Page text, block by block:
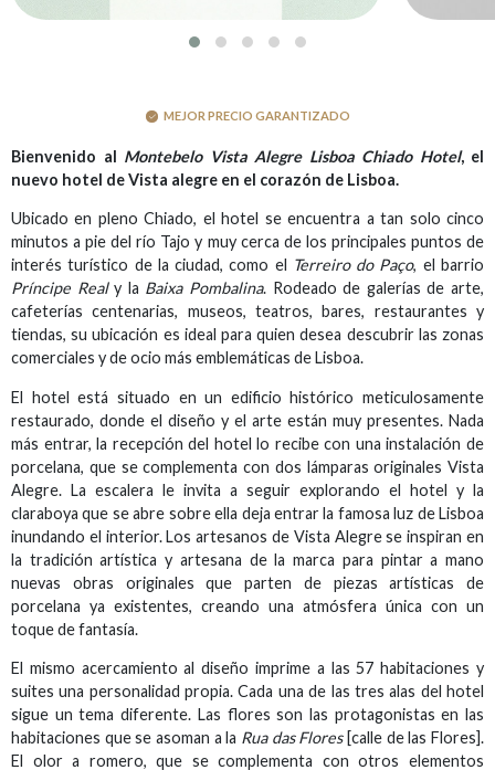
MEJOR PRECIO GARANTIZADO
Bienvenido al Montebelo Vista Alegre Lisboa Chiado Hotel, el
nuevo hotel de Vista alegre en el corazón de Lisboa.
Ubicado en pleno Chiado, el hotel se encuentra a tan solo cinco
minutos a pie del río Tajo y muy cerca de los principales puntos de
interés turístico de la ciudad, como el Terreiro do Paço, el barrio
Príncipe Realy la Baixa Pombalina. Rodeado de galerías de arte,
cafeterías centenarias, museos, teatros, bares, restaurantes y
tiendas, su ubicación es ideal para quien desea descubrir las zonas
comerciales y de ocio más emblemáticas de Lisboa.
El hotel está situado en un edificio histórico meticulosamente
restaurado, donde el diseño y el arte están muy presentes. Nada
más entrar, la recepción del hotel lo recibe con una instalación de
porcelana, que se complementa con dos lámparas originales Vista
Alegre. La escalera le invita a seguir explorando el hotel y la
claraboya que se abre sobre ella deja entrar la famosa luz de Lisboa
inundando el interior. Los artesanos de Vista Alegre se inspiran en
la tradición artística y artesana de la marca para pintar a mano
nuevas obras originales que parten de piezas artísticas de
porcelana ya existentes, creando una atmósfera única con un
toque de fantasía.
El mismo acercamiento al diseño imprime a las 57 habitaciones y
suites una personalidad propia. Cada una de las tres alas del hotel
sigue un tema diferente. Las flores son las protagonistas en las
habitaciones que se asoman a la Rua das Flores [calle de las Flores].
El olor a romero, que se complementa con otros elementos